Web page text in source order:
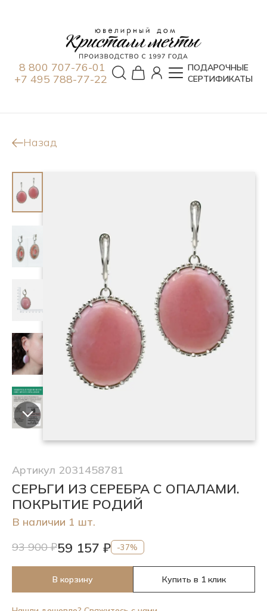
8 800 707-76-01
+7 495 788-77-22
ПОДАРОЧНЫЕ
СЕРТИФИКАТЫ
Назад
Артикул 2031458781
СЕРЬГИ ИЗ СЕРЕБРА С ОПАЛАМИ.
ПОКРЫТИЕ РОДИЙ
В наличии 1 шт.
93 900 ₽59 157 ₽ -37%
В корзину Купить в 1 клик